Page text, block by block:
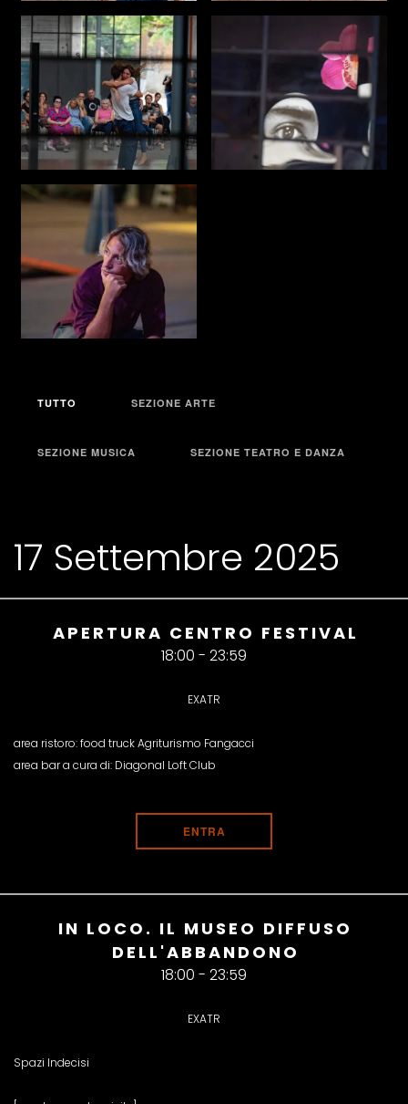
TUTTO SEZIONE ARTE
SEZIONE MUSICA SEZIONE TEATRO E DANZA
17 Settembre 2025
APERTURA CENTRO FESTIVAL
18:00 - 23:59
EXATR
area ristoro: food truck Agriturismo Fangacci
area bar a cura di: Diagonal Loft Club
ENTRA
IN LOCO. IL MUSEO DIFFUSO
DELL'ABBANDONO
18:00 - 23:59
EXATR
Spazi Indecisi